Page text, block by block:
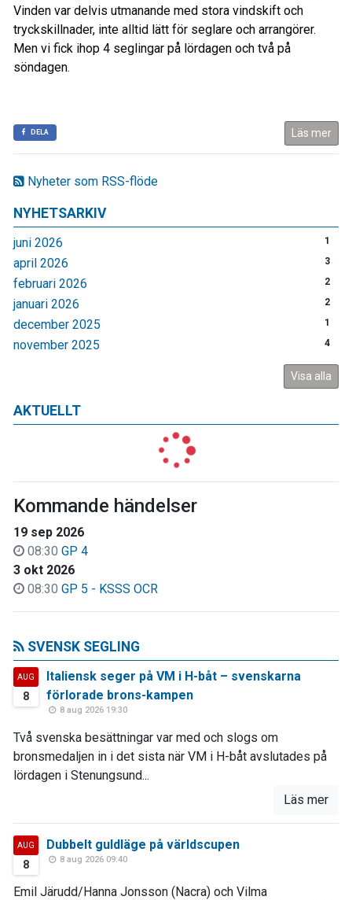
Nyheter som RSS-flöde
NYHETSARKIV
juni 2026 1
april 2026 3
februari 2026 2
januari 2026 2
december 2025 1
november 2025 4
Visa alla
Vinden var delvis utmanande med stora vindskift och
tryckskillnader, inte alltid lätt för seglare och arrangörer.
Men vi fick ihop 4 seglingar på lördagen och två på
söndagen.
DELA Läs mer
AKTUELLT
Kommande händelser
19 sep 2026
08:30 GP 4
3 okt 2026
08:30 GP 5 - KSSS OCR
SVENSK SEGLING
AUG
8
Italiensk seger på VM i H-båt – svenskarna
förlorade brons-kampen
8 aug 2026 19:30
Två svenska besättningar var med och slogs om
bronsmedaljen in i det sista när VM i H-båt avslutades på
lördagen i Stenungsund...
Läs mer
AUG
8
Dubbelt guldläge på världscupen
8 aug 2026 09:40
Emil Järudd/Hanna Jonsson (Nacra) och Vilma